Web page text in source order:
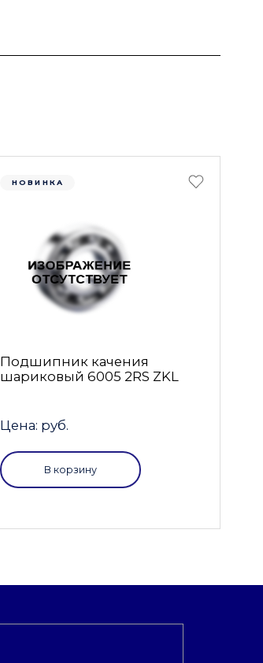
НОВИНКА
Подшипник качения
шариковый 6005 2RS ZKL
Цена: руб.
В корзину